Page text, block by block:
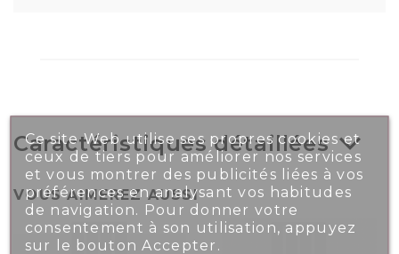
Caractéristiques détaillées
VOUS AIMEREZ AUSSI
Ce site Web utilise ses propres cookies et
ceux de tiers pour améliorer nos services
et vous montrer des publicités liées à vos
préférences en analysant vos habitudes
de navigation. Pour donner votre
consentement à son utilisation, appuyez
sur le bouton Accepter.